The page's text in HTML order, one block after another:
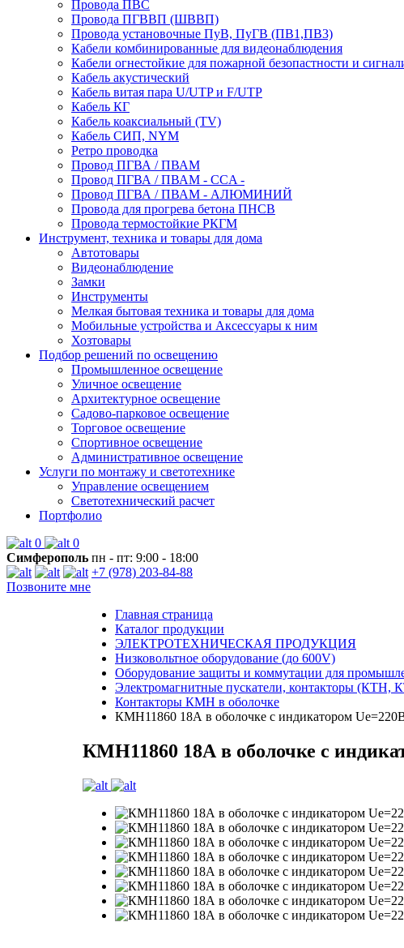
Провода ПВС
Провода ПГВВП (ШВВП)
Провода установочные ПуВ, ПуГВ (ПВ1,ПВ3)
Кабели комбинированные для видеонаблюдения
Кабели огнестойкие для пожарной безопастности и
Кабель акустический
Кабель витая пара U/UTP и F/UTP
Кабель КГ
Кабель коаксиальный (TV)
Кабель СИП, NYM
Ретро проводка
Провод ПГВА / ПВАМ
Провод ПГВА / ПВАМ - CCA -
Провод ПГВА / ПВАМ - АЛЮМИНИЙ
Провода для прогрева бетона ПНСВ
Провода термостойкие РКГМ
Инструмент, техника и товары для дома
Автотовары
Видеонаблюдение
Замки
Инструменты
Мелкая бытовая техника и товары для дома
Мобильные устройства и Аксессуары к ним
Хозтовары
Подбор решений по освещению
Промышленное освещение
Уличное освещение
Архитектурное освещение
Садово-парковое освещение
Торговое освещение
Спортивное освещение
Административное освещение
Услуги по монтажу и светотехнике
Управление освещением
Светотехнический расчет
Портфолио
0
0
Симферополь пн - пт: 9:00 - 18:00
+7 (978) 203-84-88
Позвоните мне
Главная страница
Каталог продукции
ЭЛЕКТРОТЕХНИЧЕСКАЯ ПРОДУКЦИЯ
Низковольтное оборудование (до 600V)
Оборудование защиты и коммутации для
Электромагнитные пускатели, контакторы
Контакторы КМН в оболочке
КМН11860 18А в оболочке с индикатором
КМН11860 18А в оболочке с